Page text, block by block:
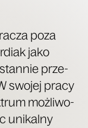
poza
jako
prze­
swo­jej pra­cy
moż­li­wo­
uni­kal­ny